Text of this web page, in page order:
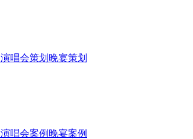
演唱会策划 晚宴策划
演唱会案例 晚宴案例